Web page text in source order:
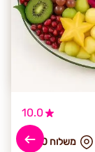
10.0
₪ משלוח 30